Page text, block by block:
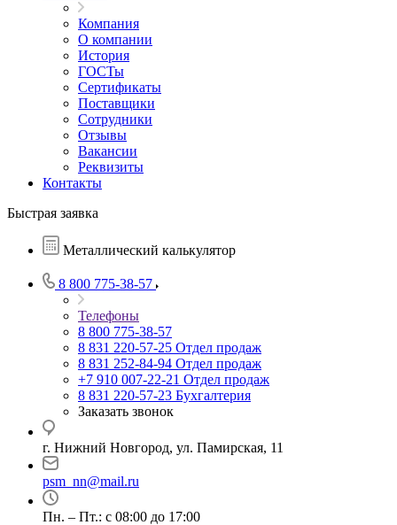
Компания
О компании
История
ГОСТы
Сертификаты
Поставщики
Сотрудники
Отзывы
Вакансии
Реквизиты
Контакты
Быстрая заявка
Металлический калькулятор
8 800 775-38-57
Телефоны
8 800 775-38-57
8 831 220-57-25 Отдел продаж
8 831 252-84-94 Отдел продаж
+7 910 007-22-21 Отдел продаж
8 831 220-57-23 Бухгалтерия
Заказать звонок
г. Нижний Новгород, ул. Памирская, 11
psm_nn@mail.ru
Пн. – Пт.: с 08:00 до 17:00